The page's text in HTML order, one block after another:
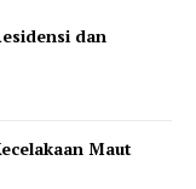
dan
Maut